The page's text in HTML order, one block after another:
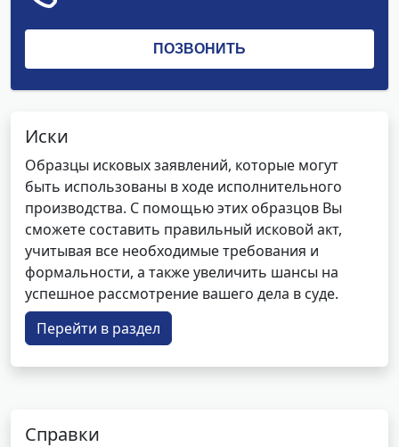
Иски
Образцы исковых заявлений, которые могут
быть использованы в ходе исполнительного
производства. С помощью этих образцов Вы
сможете составить правильный исковой акт,
учитывая все необходимые требования и
формальности, а также увеличить шансы на
успешное рассмотрение вашего дела в суде.
Перейти в раздел
Справки